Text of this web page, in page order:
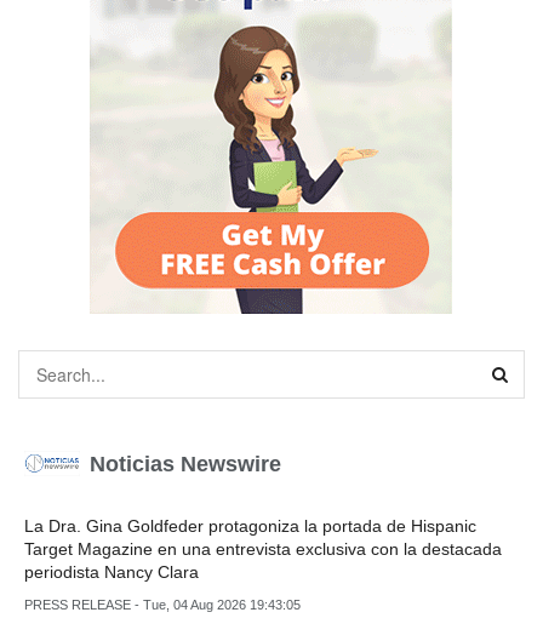
Noticias Newswire
La Dra. Gina Goldfeder protagoniza la portada de Hispanic
Target Magazine en una entrevista exclusiva con la destacada
periodista Nancy Clara
PRESS RELEASE - Tue, 04 Aug 2026 19:43:05